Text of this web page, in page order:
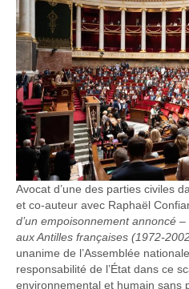
Avocat d’une des parties civiles
et co-auteur avec Raphaël
d’un empoisonnement annoncé
aux Antilles françaises (1972-
unanime de l’Assemblée
responsabilité de l’État dans ce
environnemental et humain sans